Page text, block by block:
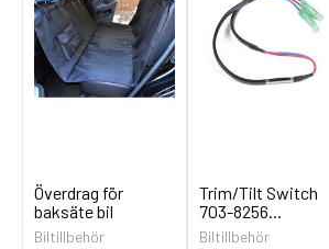
Överdrag för
baksäte bil
Biltillbehör
Trim/Tilt Switch
703-8256...
Biltillbehör